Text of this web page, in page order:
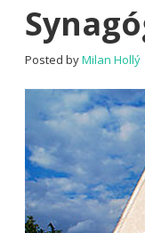
Posted byMilan Hollý